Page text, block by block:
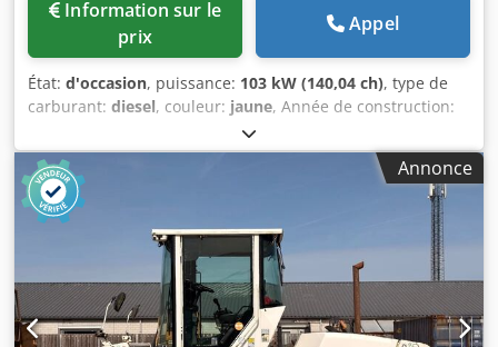
prix
Appel
État: d'occasion, puissance: 103 kW (140,04 ch), type de
carburant: diesel, couleur: jaune, Année de construction:
, Informations générales Année de fabrication : 1979
Année du modèle : 1979 Numéro de série : 20X1733
Informations techniques Nombre de cylindres : 6
Transmission : chenilles Poids à vide : 14 000 kg État État
général : moyen État technique : bon État visuel : mauvais
Dedpjun Rlqjfx Al Aokr Informations financières Prix : sur
demande Informations complémentaires Pour plus
d'informations, veuillez contacter Ernst van Hek.
Annonce